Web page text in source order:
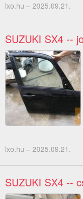
lxo.hu – 2025.09.21.
SUZUKI SX4 --
lxo.hu – 2025.09.21.
SUZUKI SX4 --